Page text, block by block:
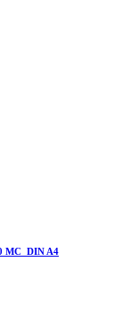
MC DIN A4